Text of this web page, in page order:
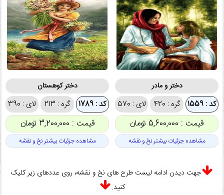
دختر و مادر
کد : 1559 گره : 420 لای : 570
قیمت : 5,600,000 تومان
مشاهده جزئیات بیشتر نخ و نقشه
دختر کوهستان
کد : 1789 گره : 213 لای : 390
قیمت : 3,200,000 تومان
مشاهده جزئیات بیشتر نخ و نقشه
جهت دیدن ادامه لیست طرح های نخ و نقشه، روی عددهای زیر کلیک
کنید.